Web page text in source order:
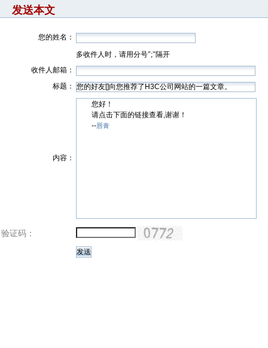
发送本文
您的姓名：
多收件人时，请用分号";"隔开
收件人邮箱：
标题：
内容：
您好！
请点击下面的链接查看,谢谢！
--唇膏
验证码：